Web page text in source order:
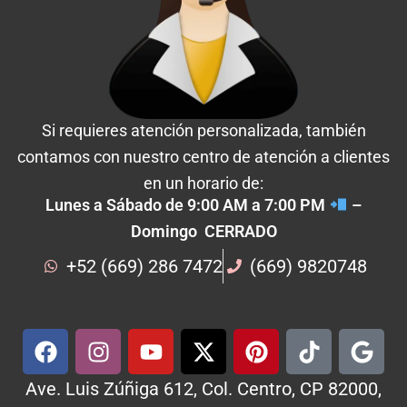
Si requieres atención personalizada, también
contamos con nuestro centro de atención a clientes
en un horario de:
Lunes a Sábado de 9:00 AM a 7:00 PM
–
Domingo CERRADO
+52 (669) 286 7472 (669) 9820748
Ave. Luis Zúñiga 612, Col. Centro, CP 82000,